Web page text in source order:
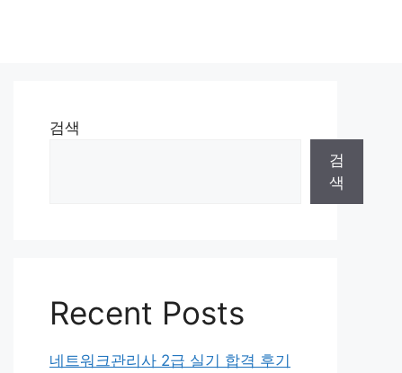
검색
검
색
Recent Posts
네트워크관리사 2급 실기 합격 후기